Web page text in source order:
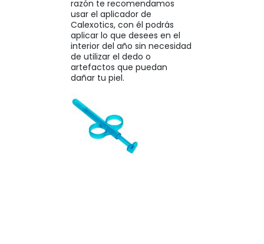
razón te recomendamos
usar el aplicador de
Calexotics, con él podrás
aplicar lo que desees en el
interior del año sin necesidad
de utilizar el dedo o
artefactos que puedan
dañar tu piel.